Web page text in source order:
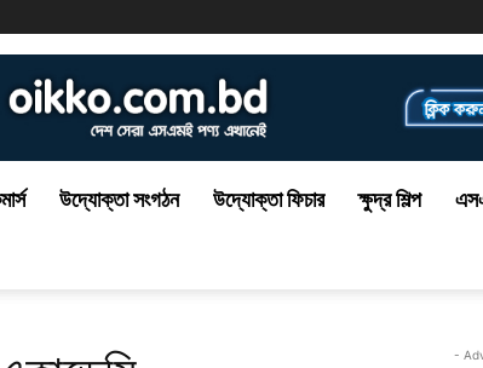
উদ্যোক্তা সংগঠন উদ্যোক্তা ফিচার ক্ষুদ্র শিল্প
-